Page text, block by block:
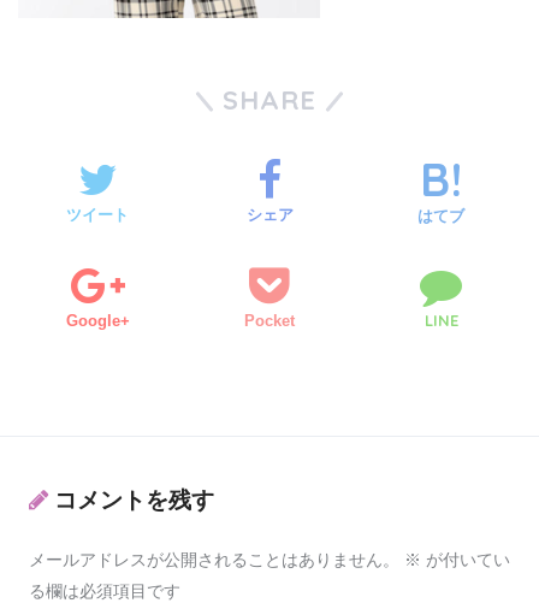
SHARE
ツイート シェア はてブ
Google+ Pocket LINE
コメントを残す
メールアドレスが公開されることはありません。 ※ が付いてい
る欄は必須項目です